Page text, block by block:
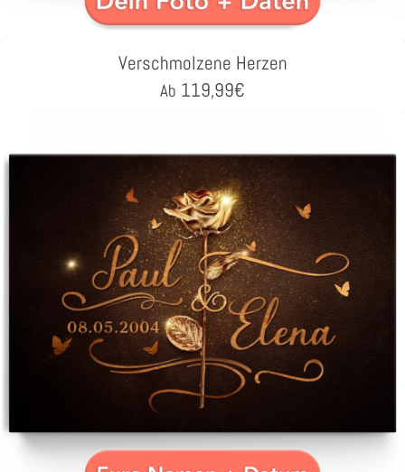
Verschmolzene Herzen
Ab 119,99€